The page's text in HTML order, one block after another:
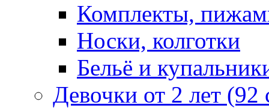
Комплекты,
Носки, колготки
Бельё и
Девочки от 2 лет